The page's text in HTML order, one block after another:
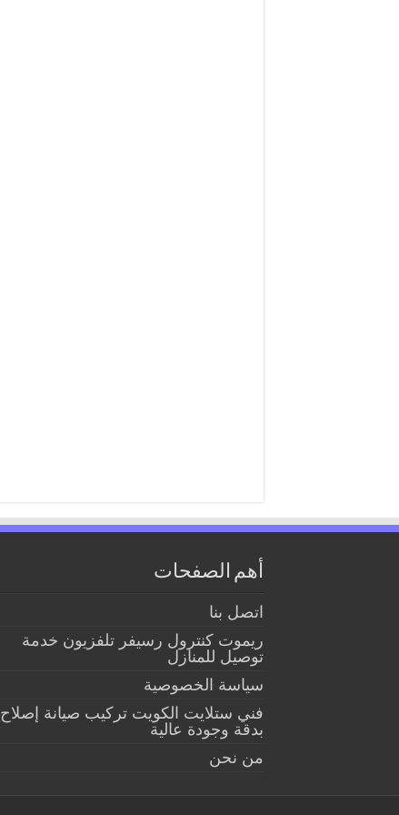
أهم الصفحات
اتصل بنا
ريموت كنترول رسيفر تلفزيون خدمة
توصيل للمنازل
سياسة الخصوصية
فني ستلايت الكويت تركيب صيانة إصلاح
بدقة وجودة عالية
من نحن